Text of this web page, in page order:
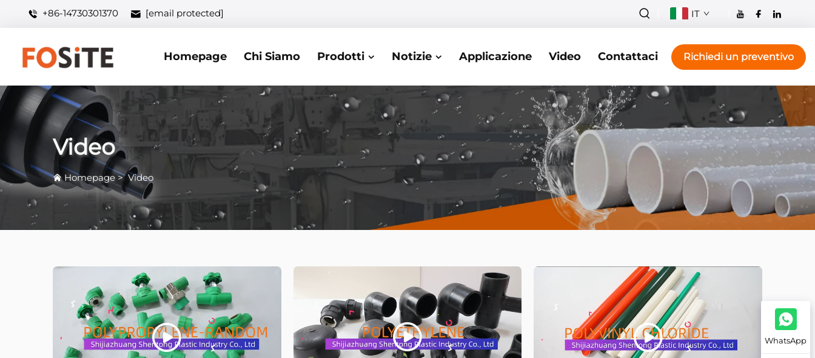
+86-14730301370 [email protected] IT
Homepage Chi Siamo Prodotti Notizie Applicazione Video Contattaci Richiedi un preventivo
Video
Homepage>Video
WhatsApp